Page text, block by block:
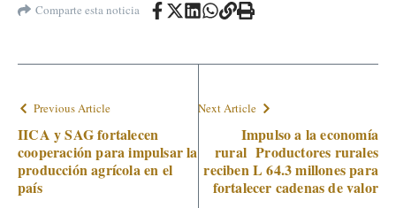
Comparte esta noticia
Previous Article
IICA y SAG fortalecen
cooperación para impulsar la
producción agrícola en el
país
Next Article
Impulso a la economía
rural Productores rurales
reciben L 64.3 millones para
fortalecer cadenas de valor